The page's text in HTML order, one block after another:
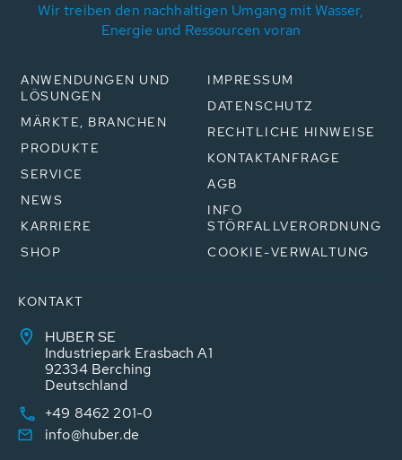
Wir treiben den nachhaltigen Umgang mit Wasser,
Energie und Ressourcen voran
ANWENDUNGEN UND
LÖSUNGEN
MÄRKTE, BRANCHEN
PRODUKTE
SERVICE
NEWS
KARRIERE
SHOP
IMPRESSUM
DATENSCHUTZ
RECHTLICHE HINWEISE
KONTAKTANFRAGE
AGB
INFO
STÖRFALLVERORDNUNG
COOKIE-VERWALTUNG
KONTAKT
HUBER SE
Industriepark Erasbach A1
92334 Berching
Deutschland
+49 8462 201-0
info@huber.de